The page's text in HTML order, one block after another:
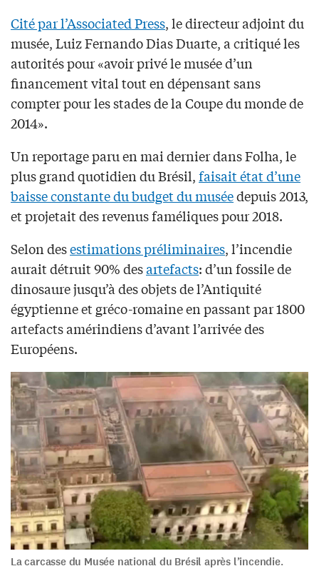
Cité par l’Associated Press, le directeur adjoint du
musée, Luiz Fernando Dias Duarte, a critiqué les
autorités pour «avoir privé le musée d’un
financement vital tout en dépensant sans
compter pour les stades de la Coupe du monde de
2014».
Un reportage paru en mai dernier dans Folha, le
plus grand quotidien du Brésil,faisait état d’une
baisse constante du budget du muséedepuis 2013,
et projetait des revenus faméliques pour 2018.
Selon desestimations préliminaires, l’incendie
aurait détruit 90% desartefacts: d’un fossile de
dinosaure jusqu’à des objets de l’Antiquité
égyptienne et gréco-romaine en passant par 1800
artefacts amérindiens d’avant l’arrivée des
Européens.
La carcasse du Musée national du Brésil après l’incendie.